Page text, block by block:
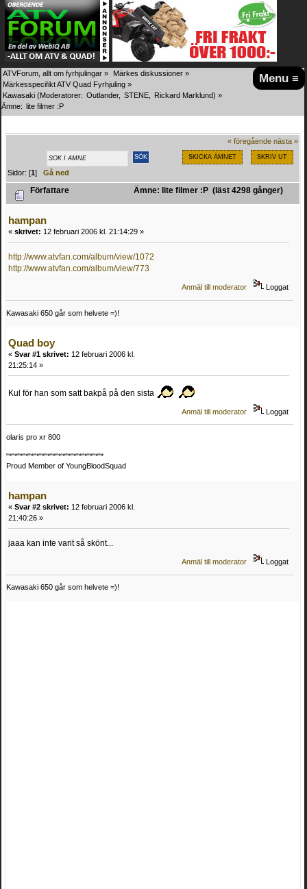
Menu ≡
ATVForum, allt om fyrhjulingar » Märkes diskussioner »
Märkesspecifikt ATV Quad Fyrhjuling »
Kawasaki (Moderatorer: Outlander, STENE Rickard Marklund) »
Ämne: lite filmer :P
« föregående nästa »
SKICKA ÄMNET SKRIV UT
Sidor: [1]Gå ned
Författare Ämne: lite filmer :P (läst 4298 gånger)
hampan
« skrivet: 12 februari 2006 kl. 21:14:29 »
http://www.atvfan.com/album/view/1072
http://www.atvfan.com/album/view/773
Anmäl till moderator Loggat
Kawasaki 650 går som helvete =)!
Quad boy
« Svar #1 skrivet: 12 februari 2006 kl.
21:25:14 »
Kul för han som satt bakpå på den sista
Anmäl till moderator Loggat
olaris pro xr 800
"*"*"*"*"*"*"*"*"*"*'*"*"*"*"*"*"*"*
Proud Member of YoungBloodSquad
hampan
« Svar #2 skrivet: 12 februari 2006 kl.
21:40:26 »
jaaa kan inte varit så skönt...
Anmäl till moderator Loggat
Kawasaki 650 går som helvete =)!